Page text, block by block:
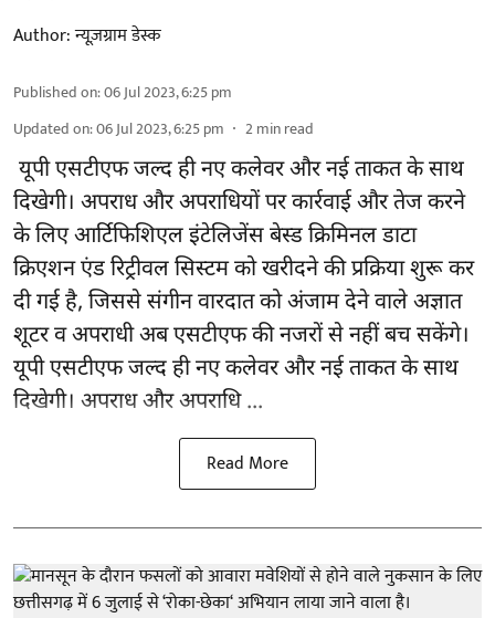
Author:न्यूज़ग्राम डेस्क
Published on:06 Jul 2023, 6:25 pm
Updated on:06 Jul 2023, 6:25 pm 2min read
यूपी एसटीएफ जल्द ही नए कलेवर और नई ताकत के साथ
दिखेगी। अपराध और अपराधियों पर कार्रवाई और तेज करने
के लिए आर्टिफिशिएल इंटेलिजेंस बेस्ड क्रिमिनल डाटा
क्रिएशन एंड रिट्रीवल सिस्टम को खरीदने की प्रक्रिया शुरू कर
दी गई है, जिससे संगीन वारदात को अंजाम देने वाले अज्ञात
शूटर व अपराधी अब एसटीएफ की नजरों से नहीं बच सकेंगे।
यूपी एसटीएफ जल्द ही नए कलेवर और नई ताकत के साथ
दिखेगी। अपराध और अपराधि ...
Read More